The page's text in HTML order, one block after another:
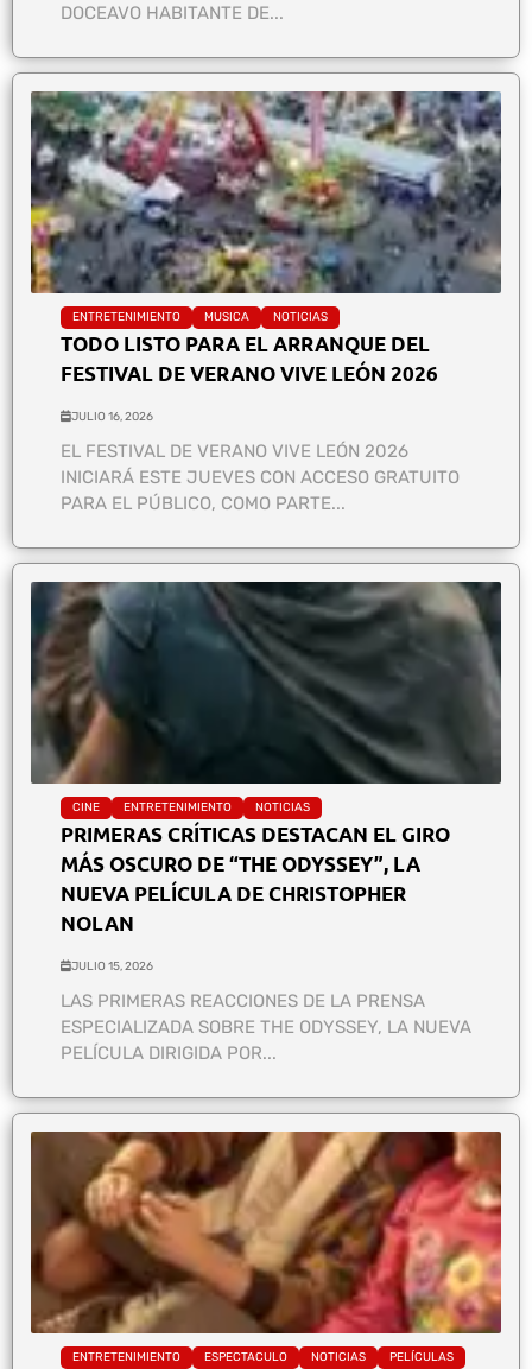
DOCEAVO HABITANTE DE...
ENTRETENIMIENTO MUSICA NOTICIAS
TODO LISTO PARA EL ARRANQUE DEL
FESTIVAL DE VERANO VIVE LEÓN 2026
JULIO 16, 2026
EL FESTIVAL DE VERANO VIVE LEÓN 2026
INICIARÁ ESTE JUEVES CON ACCESO GRATUITO
PARA EL PÚBLICO, COMO PARTE...
CINE ENTRETENIMIENTO NOTICIAS
PRIMERAS CRÍTICAS DESTACAN EL GIRO
MÁS OSCURO DE “THE ODYSSEY”, LA
NUEVA PELÍCULA DE CHRISTOPHER
NOLAN
JULIO 15, 2026
LAS PRIMERAS REACCIONES DE LA PRENSA
ESPECIALIZADA SOBRE THE ODYSSEY, LA NUEVA
PELÍCULA DIRIGIDA POR...
ENTRETENIMIENTO ESPECTACULO NOTICIAS PELÍCULAS